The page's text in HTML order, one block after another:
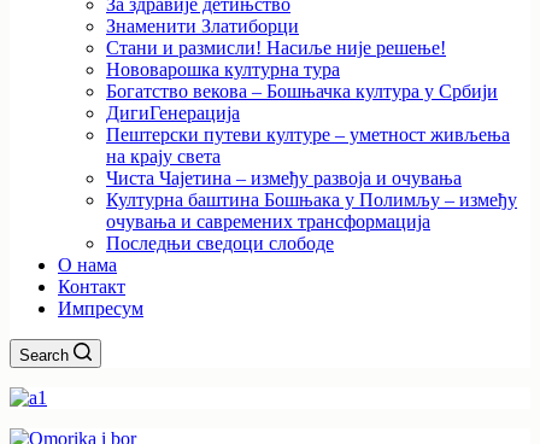
За здравије детињство
Знаменити Златиборци
Стани и размисли! Насиље није решење!
Нововарошка културна тура
Богатство векова – Бошњачка култура у Србији
ДигиГенерација
Пештерски путеви културе – уметност живљења
на крају света
Чиста Чајетина – између развоја и очувања
Културна баштина Бошњака у Полимљу – између
очувања и савремених трансформација
Последњи сведоци слободе
О нама
Контакт
Импресум
Search